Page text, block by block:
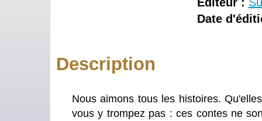
Date
Description
Nous aimons tous les histoires.
vous y trompez pas : ces contes ne